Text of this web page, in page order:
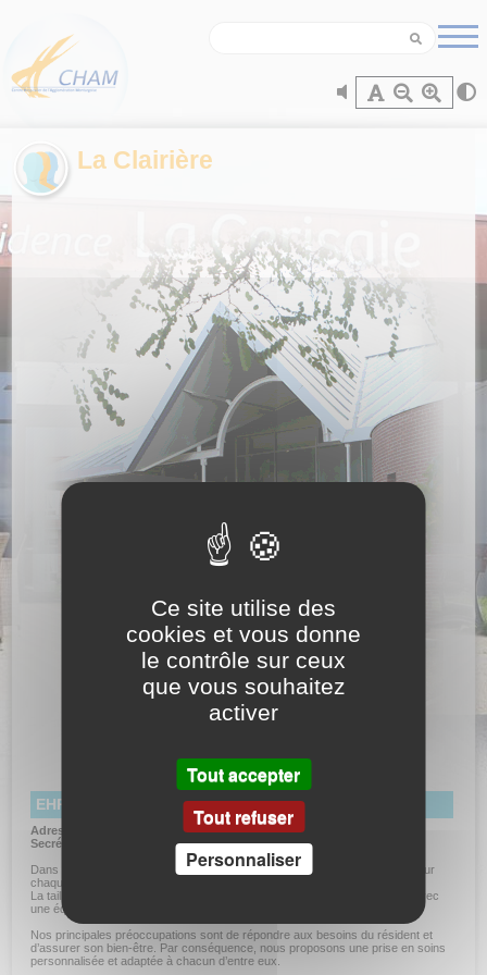
La Clairière
EHPAD la Clairière
Adresse :
658 rue des Bourgoins - 45200 Amilly
Secrétariat :
02 38 95 47 31
Dans une structure à caractère familial, la Clairière accueille 52 résidents sur
chaque étage (104 résidents au total).
La taille humaine de l’établissement favorise particulièrement la proximité avec
une équipe soignante qualifiée.
Nos principales préoccupations sont de répondre aux besoins du résident et
d’assurer son bien-être. Par conséquence, nous proposons une prise en soins
personnalisée et adaptée à chacun d’entre eux.
Ce site utilise des
cookies et vous donne
le contrôle sur ceux
que vous souhaitez
activer
Tout accepter
Tout refuser
Personnaliser